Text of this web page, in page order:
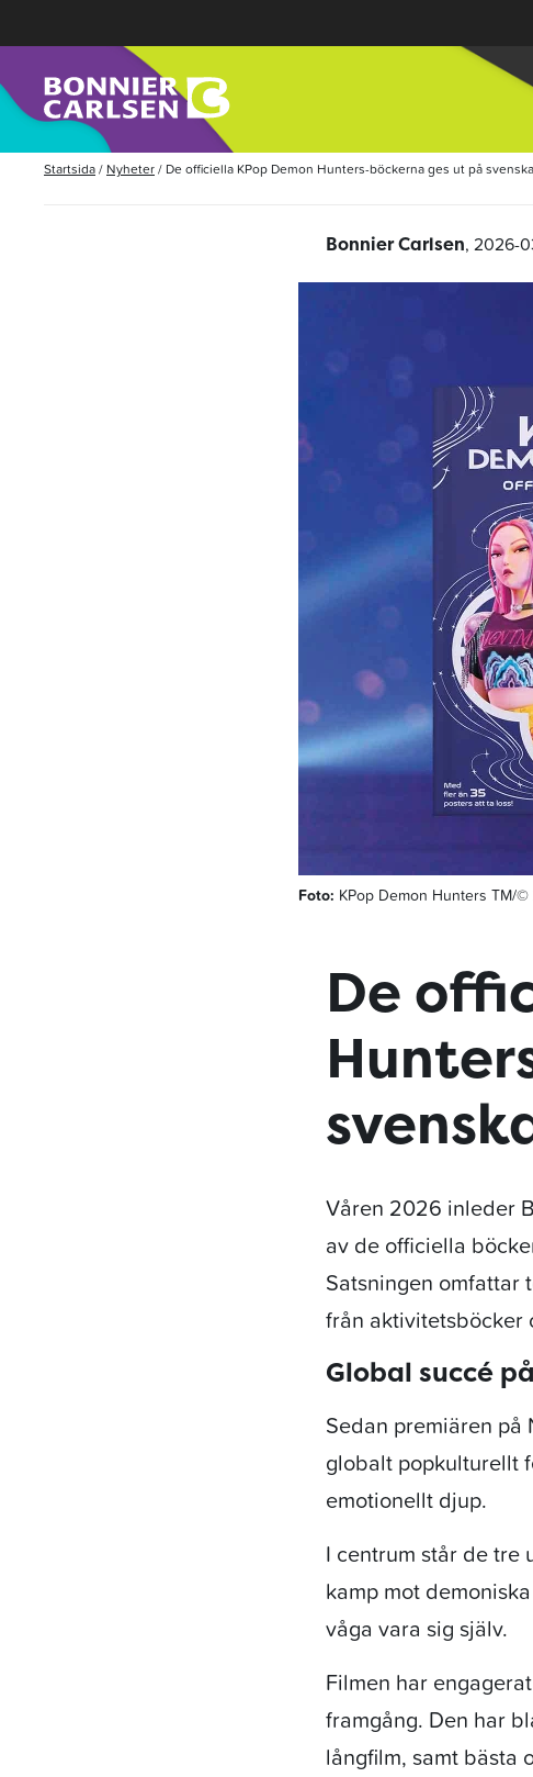
Startsida/ Nyheter/ De officiella KPop Demon Hunters-böckerna ges ut på svenska
Bonnier Carlsen, 2026-
Foto: KPop Demon Hunters TM/
De
Våren 2026 inleder
av de officiella
Satsningen omfattar
från aktivitetsböcker
Global succé
Sedan premiären
globalt popkulturellt
emotionellt djup.
I centrum står de tre
kamp mot
våga vara sig själv.
Filmen har
framgång. Den har
långfilm, samt bästa